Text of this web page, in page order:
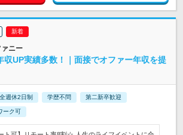
ニー
収UP実績多数！｜面接でオファー年収を提
週休2日制 学歴不問 第二新卒歓迎
ーク可